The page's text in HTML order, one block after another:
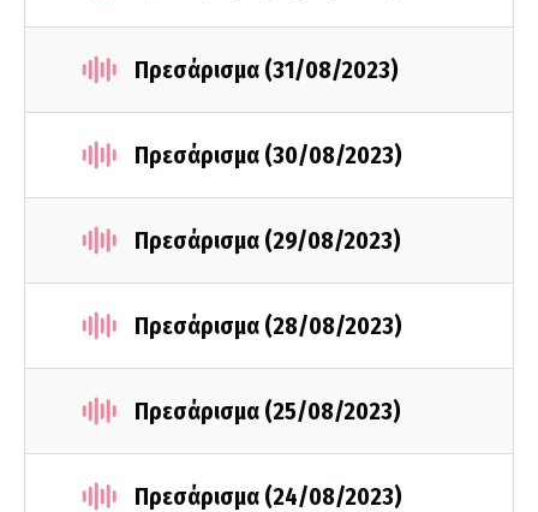
Πρεσάρισμα (31/08/2023)
Πρεσάρισμα (30/08/2023)
Πρεσάρισμα (29/08/2023)
Πρεσάρισμα (28/08/2023)
Πρεσάρισμα (25/08/2023)
Πρεσάρισμα (24/08/2023)